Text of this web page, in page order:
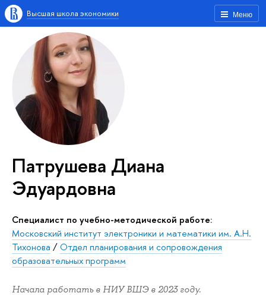
Меню
Высшая школа экономики
Патрушева Диана
Эдуардовна
Специалист по учебно-методической работе:
Московский институт электроники и математики им. А.Н.
Тихонова /Отдел планирования и сопровождения
образовательных программ
Начала работать в НИУ ВШЭ в 2023 году.